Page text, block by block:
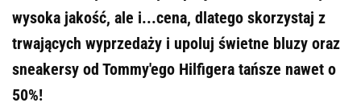
wysoka jakość, ale i...cena, dlatego skorzystaj z
trwających wyprzedaży i upoluj świetne bluzy oraz
sneakersy od Tommy'ego Hilfigera tańsze nawet o
50%!